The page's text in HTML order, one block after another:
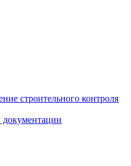
строительного контроля